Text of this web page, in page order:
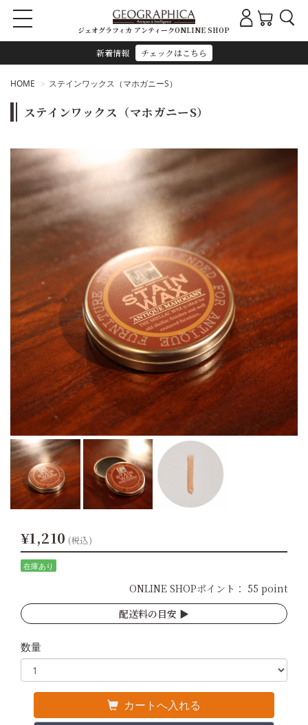
新着情報 チェックはこちら
ジェオグラフィカ アンティークONLINE SHOP
HOME ステインワックス（マホガニーS）
ステインワックス（マホガニーS）
¥1,210 (税込)
在庫あり
ONLINE SHOPポイント： 55 point
配送料の目安 ▶︎
数量
カートへ入れる